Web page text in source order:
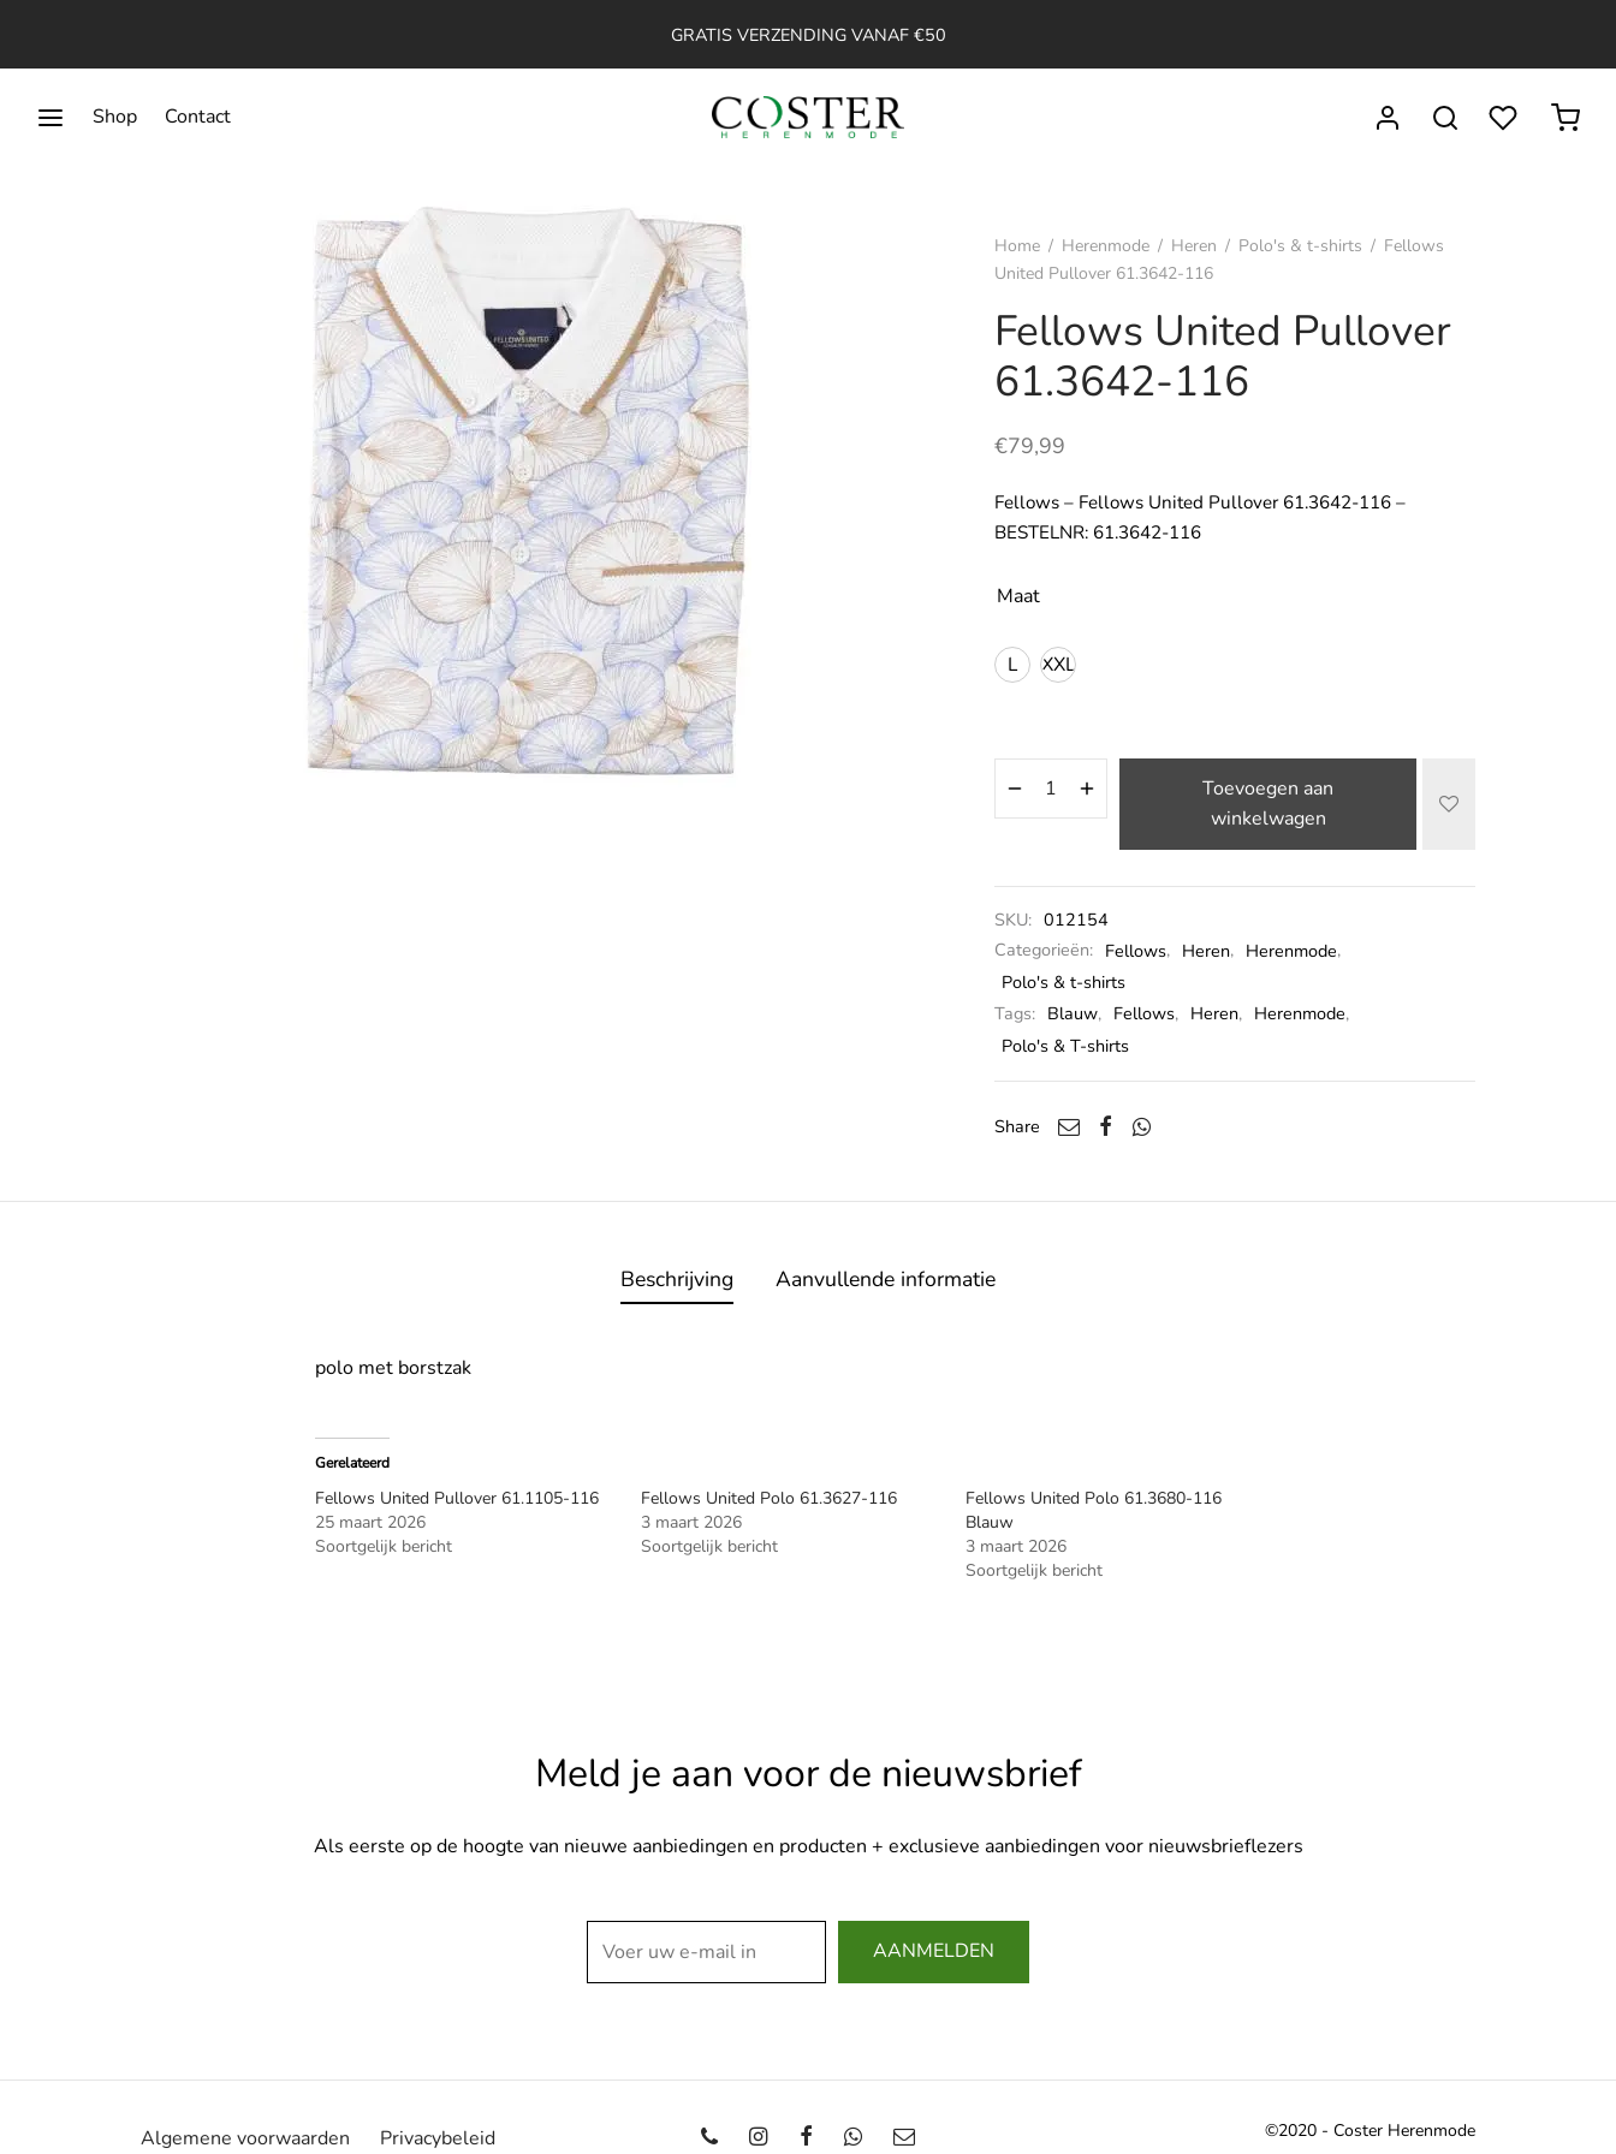
GRATIS VERZENDING VANAF €50
Shop Contact
Home / Herenmode / Heren / Polo's & t-shirts / Fellows
United Pullover 61.3642-116
Fellows United Pullover
61.3642-116
€79,99
Fellows – Fellows United Pullover 61.3642-116 –
BESTELNR: 61.3642-116
Maat
L XXL
Toevoegen aan
winkelwagen
SKU: 012154
Categorieën: Fellows, Heren, Herenmode,
Polo's & t-shirts
Tags: Blauw, Fellows, Heren, Herenmode,
Polo's & T-shirts
Share
Beschrijving Aanvullende informatie
polo met borstzak
Gerelateerd
Fellows United Pullover 61.1105-116
25 maart 2026
Soortgelijk bericht
Fellows United Polo 61.3627-116
3 maart 2026
Soortgelijk bericht
Fellows United Polo 61.3680-116
Blauw
3 maart 2026
Soortgelijk bericht
Meld je aan voor de nieuwsbrief
Als eerste op de hoogte van nieuwe aanbiedingen en producten + exclusieve aanbiedingen voor nieuwsbrieflezers
Algemene voorwaarden Privacybeleid ©2020 - Coster Herenmode